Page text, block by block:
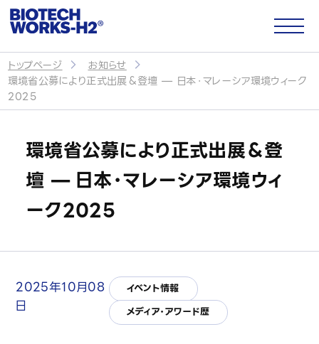
サイトトップ
企業情報
会社概要
CSR・社会貢献
トップページ
お知らせ
環境省公募により正式出展＆登壇 — 日本・マレーシア環境ウィーク
2025
環境省公募により正式出展＆登
壇 — 日本・マレーシア環境ウィ
ーク2025
2025年10月08
日
イベント情報
メディア・アワード歴